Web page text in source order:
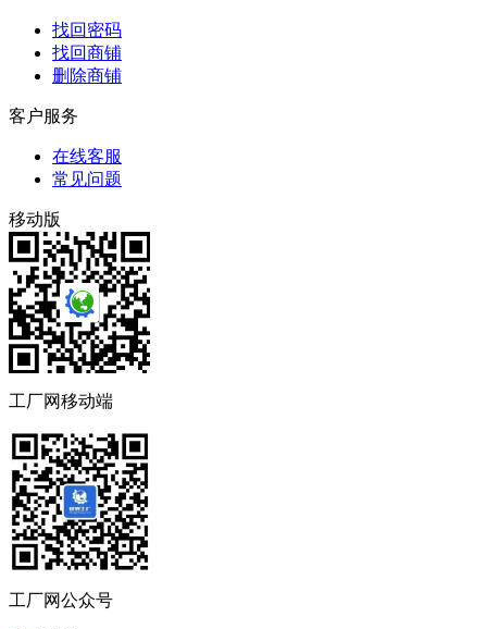
找回密码
找回商铺
删除商铺
客户服务
在线客服
常见问题
移动版
工厂网移动端
工厂网公众号